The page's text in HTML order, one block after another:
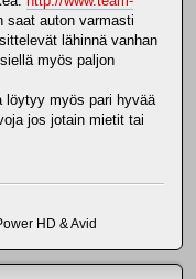
saat auton varmasti
lähinnä vanhan
myös paljon
löytyy myös pari hyvää
jos jotain mietit tai
HD & Avid